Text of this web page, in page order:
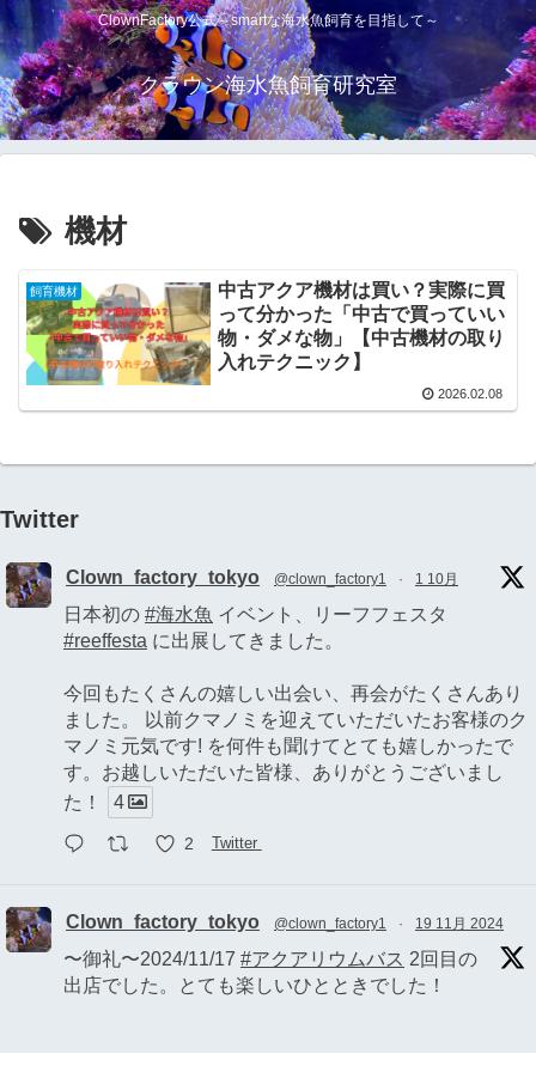
ClownFactory公式～smartな海水魚飼育を目指して～
クラウン海水魚飼育研究室
機材
飼育機材
中古アクア機材は買い？実際に買
って分かった「中古で買っていい
物・ダメな物」【中古機材の取り
入れテクニック】
2026.02.08
Twitter
Clown_factory_tokyo @clown_factory1 · 1 10月
日本初の #海水魚 イベント、リーフフェスタ
#reeffesta に出展してきました。
今回もたくさんの嬉しい出会い、再会がたくさんあり
ました。 以前クマノミを迎えていただいたお客様のク
マノミ元気です! を何件も聞けてとても嬉しかったで
す。お越しいただいた皆様、ありがとうございまし
た！
4
2 Twitter
Clown_factory_tokyo @clown_factory1 · 19 11月 2024
〜御礼〜2024/11/17 #アクアリウムバス 2回目の
出店でした。とても楽しいひとときでした！